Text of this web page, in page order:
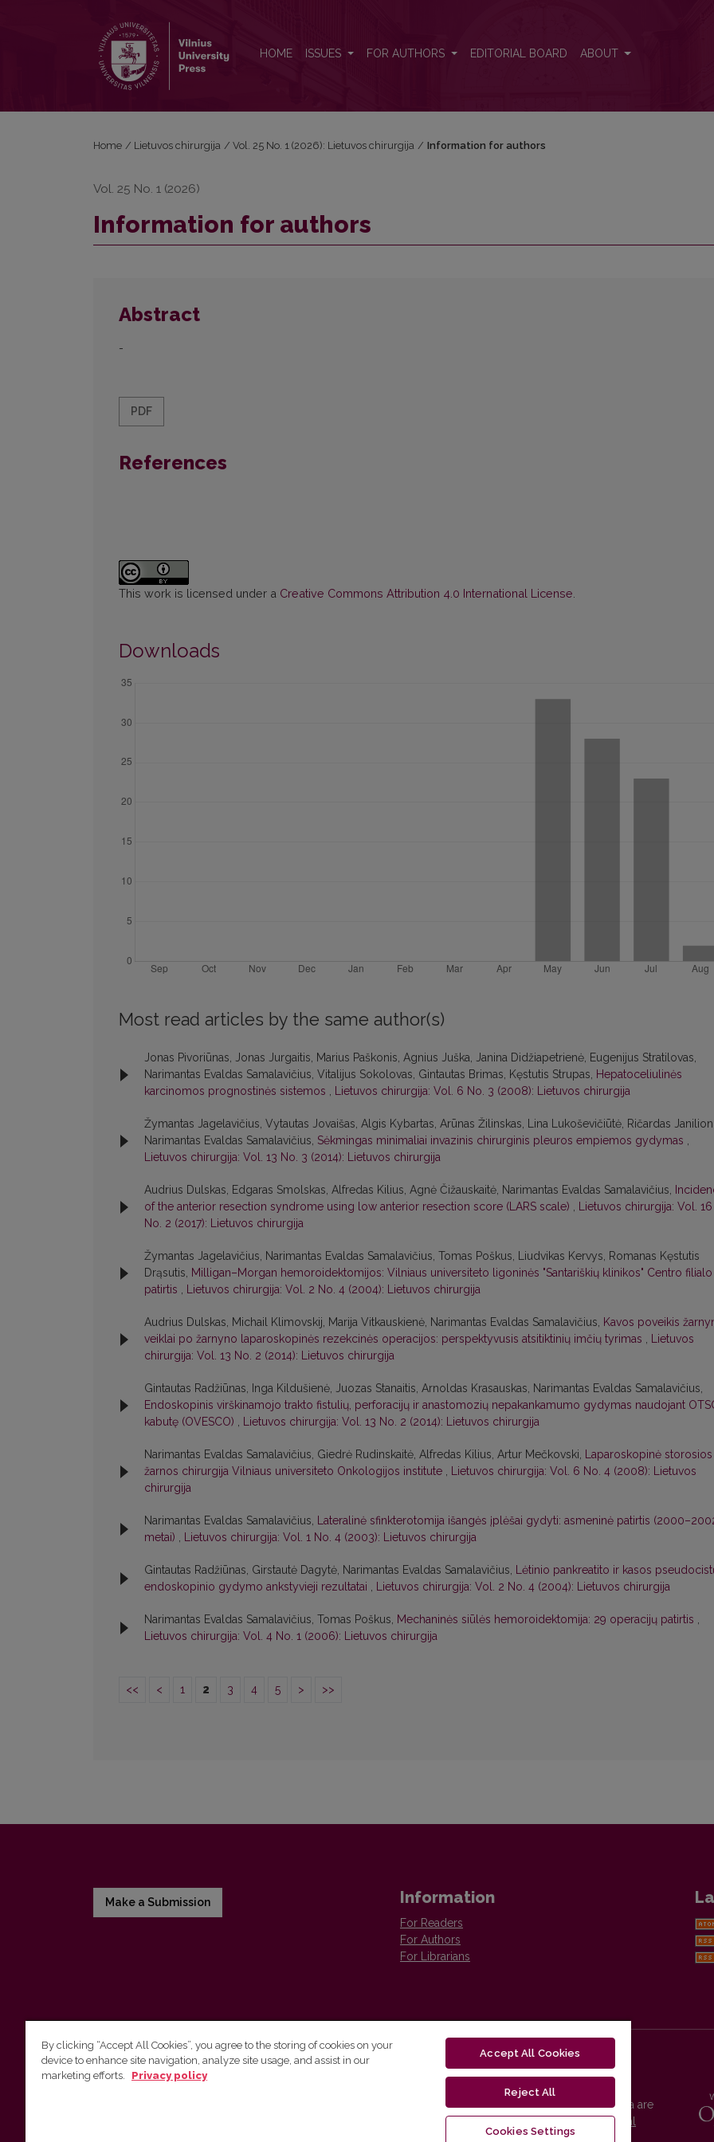
HOME ISSUES FOR AUTHORS EDITORIAL BOARD ABOUT
Home / Lietuvos chirurgija / Vol. 25 No. 1 (2026): Lietuvos chirurgija / Information for authors
Vol. 25 No. 1 (2026)
Information for authors
Abstract
-
PDF
References
This work is licensed under a Creative Commons Attribution 4.0 International License
Downloads
Most read articles by the same author(s)
Jonas Pivoriūnas, Jonas Jurgaitis, Marius Paškonis, Agnius Juška, Janina Didžiapetrienė, Eugenijus Stratilovas,
Narimantas Evaldas Samalavičius, Vitalijus Sokolovas, Gintautas Brimas, Kęstutis Strupas, Hepatoceliulinės
karcinomos prognostinės sistemos , Lietuvos chirurgija: Vol. 6 No. 3 (2008): Lietuvos chirurgija
Žymantas Jagelavičius, Vytautas Jovaišas, Algis Kybartas, Arūnas Žilinskas, Lina Lukoševičiūtė, Ričardas
Narimantas Evaldas Samalavičius, Sėkmingas minimaliai invazinis chirurginis pleuros empiemos gydymas ,
Lietuvos chirurgija: Vol. 13 No. 3 (2014): Lietuvos chirurgija
Audrius Dulskas, Edgaras Smolskas, Alfredas Kilius, Agnė Čižauskaitė, Narimantas Evaldas Samalavičius,
of the anterior resection syndrome using low anterior resection score (LARS scale) , Lietuvos chirurgija: Vol. 16
No. 2 (2017): Lietuvos chirurgija
Žymantas Jagelavičius, Narimantas Evaldas Samalavičius, Tomas Poškus, Liudvikas Kervys, Romanas Kęstutis
Drąsutis, Milligan–Morgan hemoroidektomijos: Vilniaus universiteto ligoninės "Santariškių klinikos" Centro filialo
patirtis , Lietuvos chirurgija: Vol. 2 No. 4 (2004): Lietuvos chirurgija
Audrius Dulskas, Michail Klimovskij, Marija Vitkauskienė, Narimantas Evaldas Samalavičius, Kavos poveikis
veiklai po žarnyno laparoskopinės rezekcinės operacijos: perspektyvusis atsitiktinių imčių tyrimas , Lietuvos
chirurgija: Vol. 13 No. 2 (2014): Lietuvos chirurgija
Gintautas Radžiūnas, Inga Kildušienė, Juozas Stanaitis, Arnoldas Krasauskas, Narimantas Evaldas Samalavičius,
Endoskopinis virškinamojo trakto fistulių, perforacijų ir anastomozių nepakankamumo gydymas naudojant
kabutę (OVESCO) , Lietuvos chirurgija: Vol. 13 No. 2 (2014): Lietuvos chirurgija
Narimantas Evaldas Samalavičius, Giedrė Rudinskaitė, Alfredas Kilius, Artur Mečkovski, Laparoskopinė storosios
žarnos chirurgija Vilniaus universiteto Onkologijos institute , Lietuvos chirurgija: Vol. 6 No. 4 (2008): Lietuvos
chirurgija
Narimantas Evaldas Samalavičius, Lateralinė sfinkterotomija išangės įplėšai gydyti: asmeninė patirtis
metai) , Lietuvos chirurgija: Vol. 1 No. 4 (2003): Lietuvos chirurgija
Gintautas Radžiūnas, Girstautė Dagytė, Narimantas Evaldas Samalavičius, Lėtinio pankreatito ir kasos
endoskopinio gydymo ankstyvieji rezultatai , Lietuvos chirurgija: Vol. 2 No. 4 (2004): Lietuvos chirurgija
Narimantas Evaldas Samalavičius, Tomas Poškus, Mechaninės siūlės hemoroidektomija: 29 operacijų patirtis ,
Lietuvos chirurgija: Vol. 4 No. 1 (2006): Lietuvos chirurgija
<< < 1 2 3 4 5 > >>
Make a Submission Information
For Readers
For Authors
For Librarians
Vilnius University Press
Vilnius University Press platform and metadata are
distributed by
Creative Commons International
By clicking “Accept All Cookies”, you agree to the storing of cookies on your
device to enhance site navigation, analyze site usage, and assist in our
marketing efforts.
Privacy policy
Accept All Cookies
Reject All
Cookies Settings